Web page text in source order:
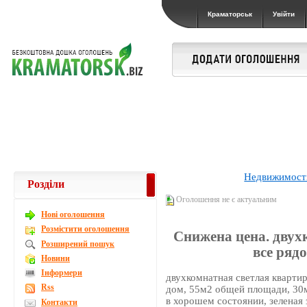
Краматорськ Увійти
Оголошення не є актуальним
Снижена цена.
все
двухкомнатная светлая
дом, 55м2 общей площади,
в хорошем состоянии, зеленая
Розділи
Новi оголошення
Розмістити оголошення
Розширений пошук
Новини
Інформери
Rss
Контакти